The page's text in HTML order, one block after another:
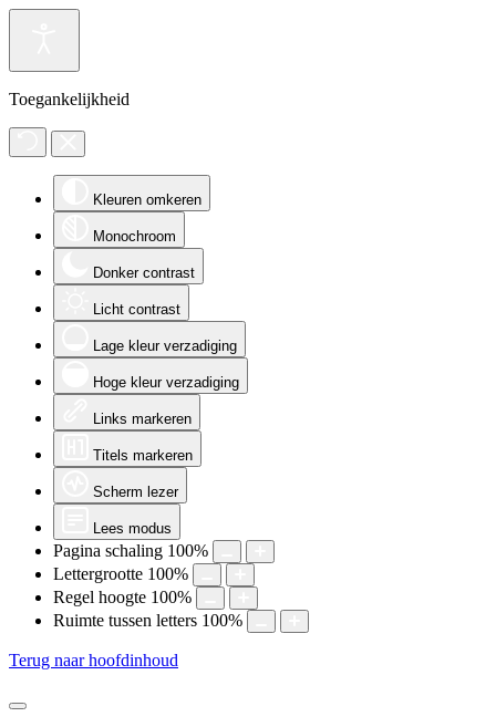
Toegankelijkheid
Kleuren omkeren
Monochroom
Donker contrast
Licht contrast
Lage kleur verzadiging
Hoge kleur verzadiging
Links markeren
Titels markeren
Scherm lezer
Lees modus
Pagina schaling 100%
Lettergrootte 100%
Regel hoogte 100%
Ruimte tussen letters 100%
Terug naar hoofdinhoud